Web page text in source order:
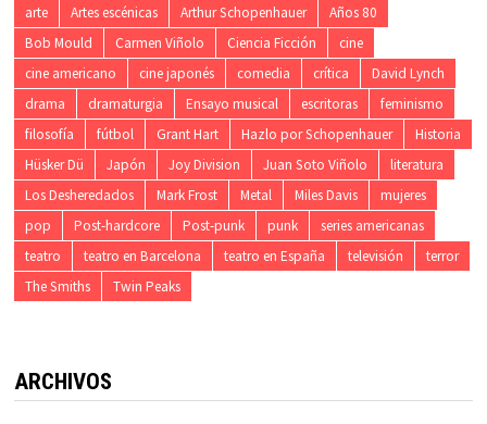
arte Artes escénicas Arthur Schopenhauer
Años 80
Bob Mould
Carmen Viñolo Ciencia Ficción
cine
cine americano
cine japonés comedia crítica
David Lynch
drama
dramaturgia Ensayo musical escritoras
feminismo
filosofía
fútbol Grant Hart Hazlo por Schopenhauer
Historia
Hüsker Dü
Japón Joy Division Juan Soto Viñolo
literatura
Los Desheredados
Mark Frost Metal Miles Davis
mujeres
pop
Post-hardcore Post-punk punk
series americanas
teatro
teatro en Barcelona teatro en España televisión
terror
The Smiths
Twin Peaks
ARCHIVOS